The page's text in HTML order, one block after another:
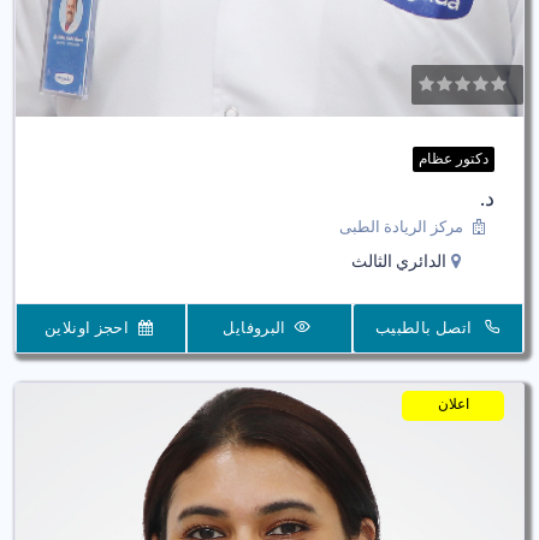
دكتور عظام
د.
مركز الريادة الطبى
الدائري الثالث
اتصل بالطبيب البروفايل احجز اونلاين
اعلان